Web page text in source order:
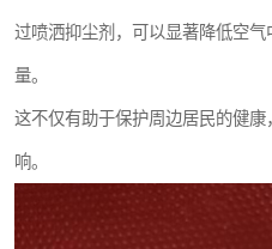
过喷洒抑尘剂，可以显著降低空
量。
这不仅有助于保护周边居民的健
响。